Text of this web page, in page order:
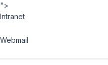
">
Intranet
Webmail